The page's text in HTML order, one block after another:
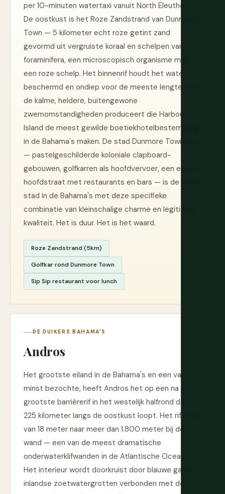
per 10-minuten watertaxi vanuit North Eleuthera.
De oostkust is het Roze Zandstrand van Dunmore
Town — 5 kilometer echt roze getint zand
gevormd uit vergruiste koraal en schelpen van
foraminifera, een microscopisch organisme met
een roze schelp. Het binnenrif houdt het water
beschermd en ondiep voor de meeste lengte, wat
de kalme, heldere, buitengewone
zwemomstandigheden produceert die Harbour
Island de meest gewilde boetiekhotelbestemming
in de Bahama's maken. De stad Dunmore Town zelf
— pastelgeschilderde koloniale clapboard-
gebouwen, golfkarren als hoofdvervoer, een enkele
hoofdstraat met restaurants en bars — is de enige
stad in de Bahama's met deze specifieke
combinatie van kleinschalige charme en legitieme
kwaliteit. Het is duur. Het is het waard.
Roze Zandstrand (5km)
Golfkar rond Dunmore Town
Sip Sip restaurant voor lunch
DE DUIKERS BAHAMA'S
Andros
Het grootste eiland in de Bahama's en een van de
minst bezochte, heeft Andros het op een na
grootste barrièrerif in het westelijk halfrond dat
225 kilometer langs de oostkust loopt. Het rif daalt
van 18 meter naar meer dan 1.800 meter bij de
wand — een van de meest dramatische
onderwaterklifwanden in de Atlantische Oceaan.
Het interieur wordt doorkruist door blauwe gaten:
inlandse zoetwatergrotten verbonden met de